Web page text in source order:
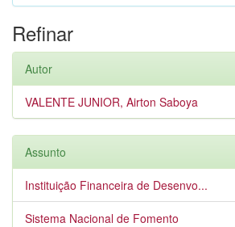
Refinar
Autor
VALENTE JUNIOR, Airton Saboya
Assunto
Instituição Financeira de Desenvo...
Sistema Nacional de Fomento